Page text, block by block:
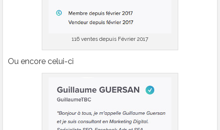
116 ventes depuis Février 2017
Ou encore celui-ci